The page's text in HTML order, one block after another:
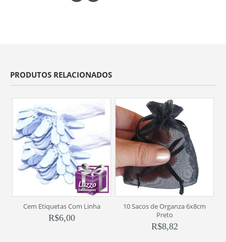
PRODUTOS RELACIONADOS
Cem Etiquetas Com Linha
R$6,00
10 Sacos de Organza 6x8cm
Preto
R$8,82